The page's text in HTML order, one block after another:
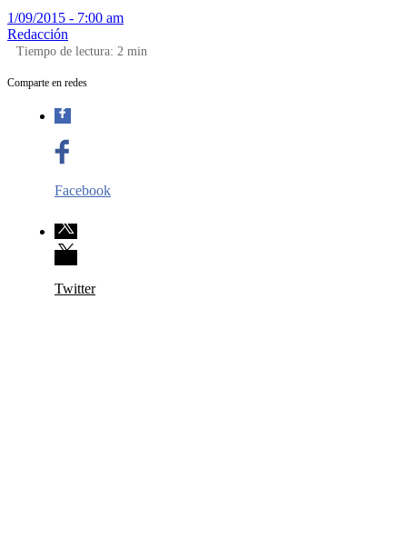
1/09/2015 - 7:00 am
Redacción
Tiempo de lectura: 2 min
Comparte en redes
Facebook
Twitter